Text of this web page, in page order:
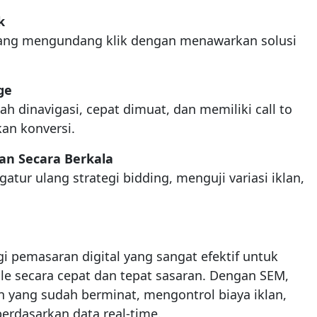
mengundang klik dengan menawarkan solusi
dinavigasi, cepat dimuat, dan memiliki call to
konversi.
Secara Berkala
ulang strategi bidding, menguji variasi iklan,
pemasaran digital yang sangat efektif untuk
cepat dan tepat sasaran. Dengan SEM,
yang sudah berminat, mengontrol biaya iklan,